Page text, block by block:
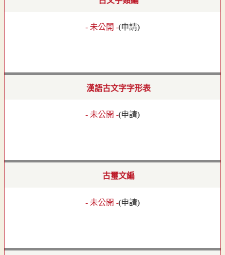
- 未公開 -(申請)
漢語古文字字形表
- 未公開 -(申請)
古璽文編
- 未公開 -(申請)